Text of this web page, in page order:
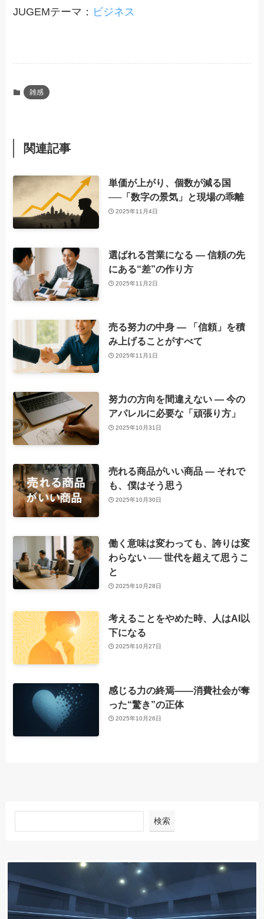
JUGEMテーマ： ビジネス
雑感
関連記事
単価が上がり、個数が減る国
──「数字の景気」と現場の乖離
2025年11月4日
選ばれる営業になる ― 信頼の先
にある“差”の作り方
2025年11月2日
売る努力の中身 ― 「信頼」を積
み上げることがすべて
2025年11月1日
努力の方向を間違えない ― 今の
アパレルに必要な「頑張り方」
2025年10月31日
売れる商品がいい商品 ― それで
も、僕はそう思う
2025年10月30日
働く意味は変わっても、誇りは変
わらない ── 世代を超えて思うこ
と
2025年10月28日
考えることをやめた時、人はAI以
下になる
2025年10月27日
感じる力の終焉――消費社会が奪
った“驚き”の正体
2025年10月26日
検索